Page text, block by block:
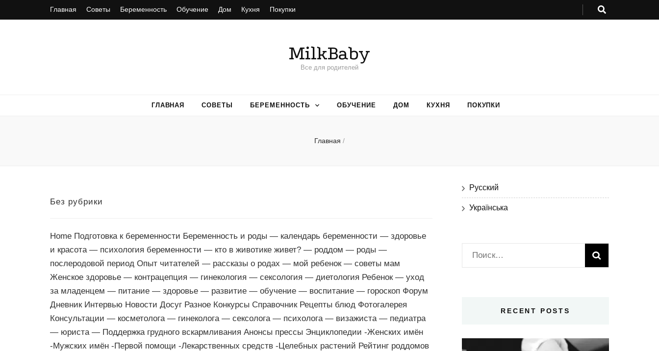
Главная Советы Беременность Обучение Дом Кухня Покупки
MilkBaby
Все для родителей
ГЛАВНАЯ СОВЕТЫ БЕРЕМЕННОСТЬ ОБУЧЕНИЕ ДОМ КУХНЯ ПОКУПКИ
Главная /
Без рубрики
Home Подготовка к беременности Беременность и роды — календарь беременности — здоровье
и красота — психология беременности — кто в животике живет? — роддом — роды —
послеродовой период Опыт читателей — рассказы о родах — мой ребенок — советы мам
Женское здоровье — контрацепция — гинекология — сексология — диетология Ребенок — уход
за младенцем — питание — здоровье — развитие — обучение — воспитание — гороскоп Форум
Дневник Интервью Новости Досуг Разное Конкурсы Справочник Рецепты блюд Фотогалерея
Консультации — косметолога — гинеколога — сексолога — психолога — визажиста — педиатра
— юриста — Поддержка грудного вскармливания Анонсы прессы Энциклопедии -Женских имён
-Мужских имён -Первой помощи -Лекарственных средств -Целебных растений Рейтинг роддомов
Русский
Українська
Найти:
RECENT POSTS